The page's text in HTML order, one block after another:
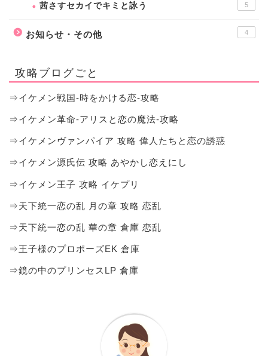
茜さすセカイでキミと詠う 5
お知らせ・その他 4
攻略ブログごと
⇒イケメン戦国-時をかける恋-攻略
⇒イケメン革命-アリスと恋の魔法-攻略
⇒イケメンヴァンパイア 攻略 偉人たちと恋の誘惑
⇒イケメン源氏伝 攻略 あやかし恋えにし
⇒イケメン王子 攻略 イケプリ
⇒天下統一恋の乱 月の章 攻略 恋乱
⇒天下統一恋の乱 華の章 倉庫 恋乱
⇒王子様のプロポーズEK 倉庫
⇒鏡の中のプリンセスLP 倉庫